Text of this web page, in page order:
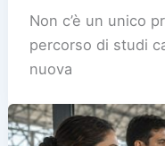
Non c’è un unico
percorso di studi
nuova